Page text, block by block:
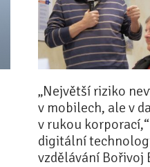
„Největší riziko
v mobilech, ale v
v rukou
digitální
vzdělávání Bořivoj